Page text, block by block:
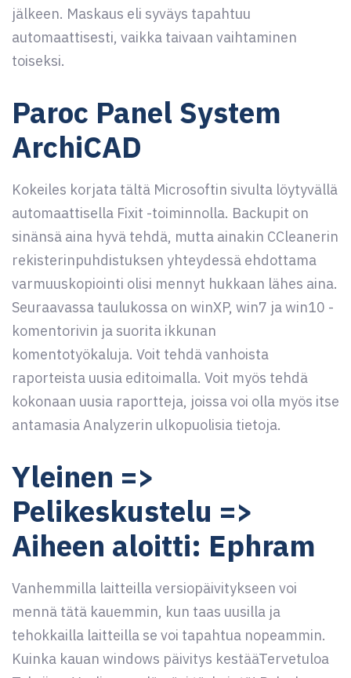
jälkeen. Maskaus eli syväys tapahtuu
automaattisesti, vaikka taivaan vaihtaminen
toiseksi.
Paroc Panel System
ArchiCAD
Kokeiles korjata tältä Microsoftin sivulta löytyvällä
automaattisella Fixit -toiminnolla. Backupit on
sinänsä aina hyvä tehdä, mutta ainakin CCleanerin
rekisterinpuhdistuksen yhteydessä ehdottama
varmuuskopiointi olisi mennyt hukkaan lähes aina.
Seuraavassa taulukossa on winXP, win7 ja win10 -
komentorivin ja suorita ikkunan
komentotyökaluja. Voit tehdä vanhoista
raporteista uusia editoimalla. Voit myös tehdä
kokonaan uusia raportteja, joissa voi olla myös itse
antamasia Analyzerin ulkopuolisia tietoja.
Yleinen =>
Pelikeskustelu =>
Aiheen aloitti: Ephram
Vanhemmilla laitteilla versiopäivitykseen voi
mennä tätä kauemmin, kun taas uusilla ja
tehokkailla laitteilla se voi tapahtua nopeammin.
Kuinka kauan windows päivitys kestääTervetuloa